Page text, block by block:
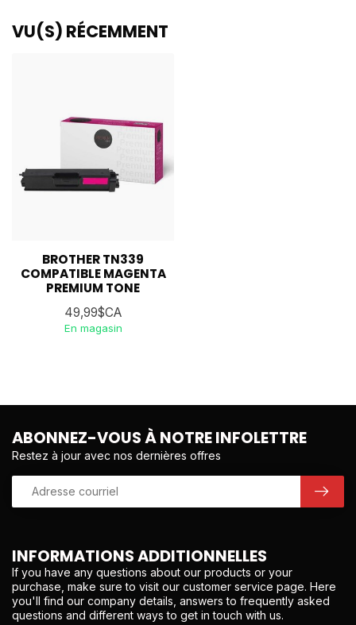
VU(S) RÉCEMMENT
BROTHER TN339
COMPATIBLE MAGENTA
PREMIUM TONE
49,99$CA
En magasin
INFORMATIONS ADDITIONNELLES
If you have any questions about our products or your
purchase, make sure to visit our customer service page. Here
you'll find our company details, answers to frequently asked
questions and different ways to get in touch with us.
ABONNEZ-VOUS À NOTRE INFOLETTRE
Restez à jour avec nos dernières offres